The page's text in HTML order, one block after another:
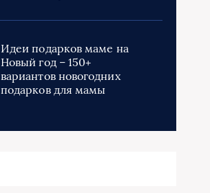
Идеи подарков маме на
Новый год – 150+
вариантов новогодних
подарков для мамы